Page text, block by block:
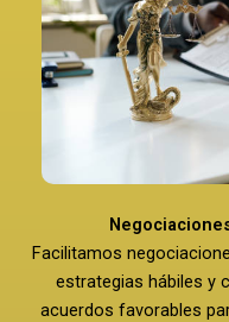
Facilitamos
estrategias hábiles y
acuerdos favorables